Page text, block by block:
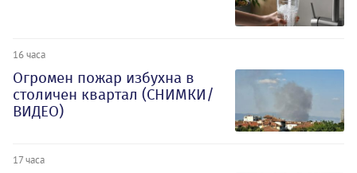
16 часа
Огромен пожар избухна в
столичен квартал (СНИМКИ/
ВИДЕО)
17 часа